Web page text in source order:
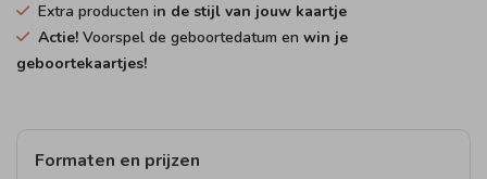
Extra producten in de stijl van jouw kaartje
Actie! Voorspel de geboortedatum en win je
geboortekaartjes!
Formaten en prijzen